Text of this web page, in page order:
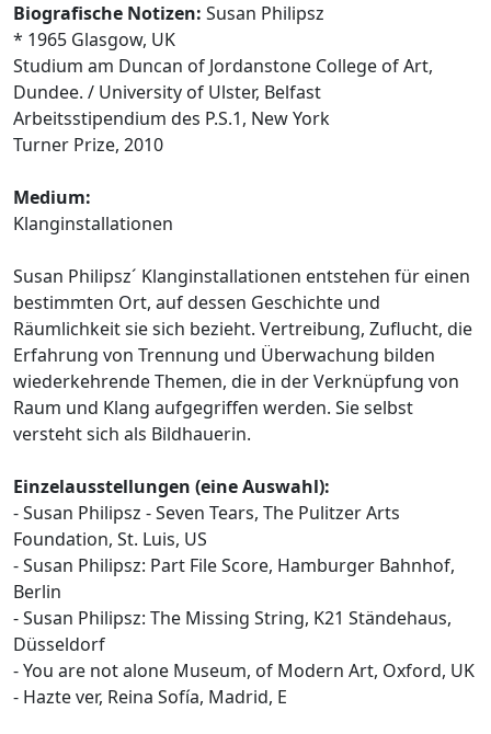
Biografische Notizen: Susan Philipsz
* 1965 Glasgow, UK
Studium am Duncan of Jordanstone College of Art,
Dundee. / University of Ulster, Belfast
Arbeitsstipendium des P.S.1, New York
Turner Prize, 2010
Medium:
Klanginstallationen
Susan Philipsz´ Klanginstallationen entstehen für einen
bestimmten Ort, auf dessen Geschichte und
Räumlichkeit sie sich bezieht. Vertreibung, Zuflucht, die
Erfahrung von Trennung und Überwachung bilden
wiederkehrende Themen, die in der Verknüpfung von
Raum und Klang aufgegriffen werden. Sie selbst
versteht sich als Bildhauerin.
Einzelausstellungen (eine Auswahl):
- Susan Philipsz - Seven Tears, The Pulitzer Arts
Foundation, St. Luis, US
- Susan Philipsz: Part File Score, Hamburger Bahnhof,
Berlin
- Susan Philipsz: The Missing String, K21 Ständehaus,
Düsseldorf
- You are not alone Museum, of Modern Art, Oxford, UK
- Hazte ver, Reina Sofía, Madrid, E